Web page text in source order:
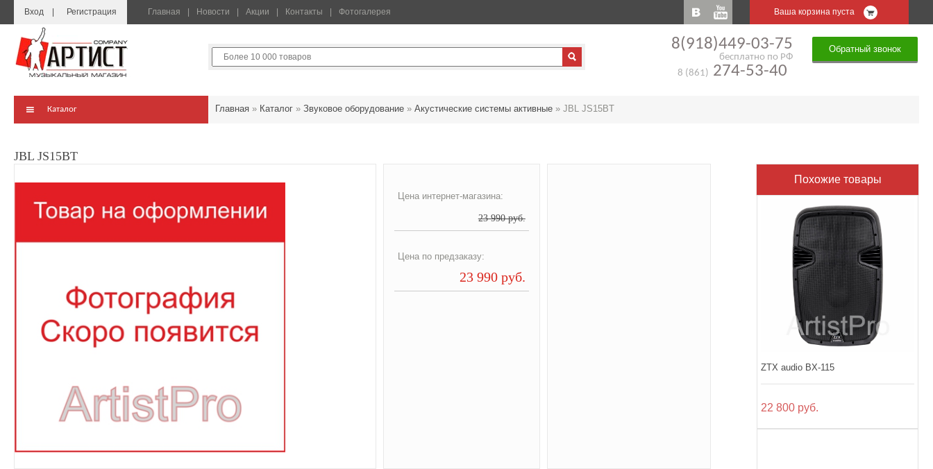
Вход Регистрация Главная Новости Акции Контакты Фотогалерея Ваша корзина пуста
8(918)449-03-75
бесплатно по РФ
8 (861) 274-53-40
Обратный звонок
Каталог Главная » Каталог » Звуковое оборудование » Акустические системы активные » JBL JS15BT
JBL JS15BT
Цена интернет-магазина:
23 990 руб.
Цена по предзаказу:
23 990 руб.
Похожие товары
ZTX audio BX-115
22 800 руб.